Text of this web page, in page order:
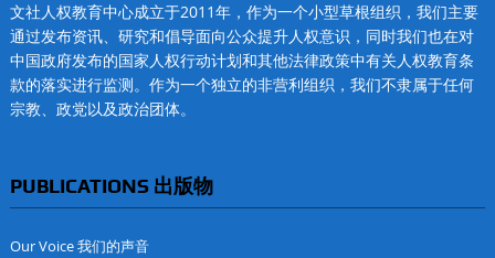
文社人权教育中心成立于2011年，作为一个小型草根组织，我们主要
通过发布资讯、研究和倡导面向公众提升人权意识，同时我们也在对
中国政府发布的国家人权行动计划和其他法律政策中有关人权教育条
款的落实进行监测。作为一个独立的非营利组织，我们不隶属于任何
宗教、政党以及政治团体。
PUBLICATIONS 出版物
Our Voice 我们的声音